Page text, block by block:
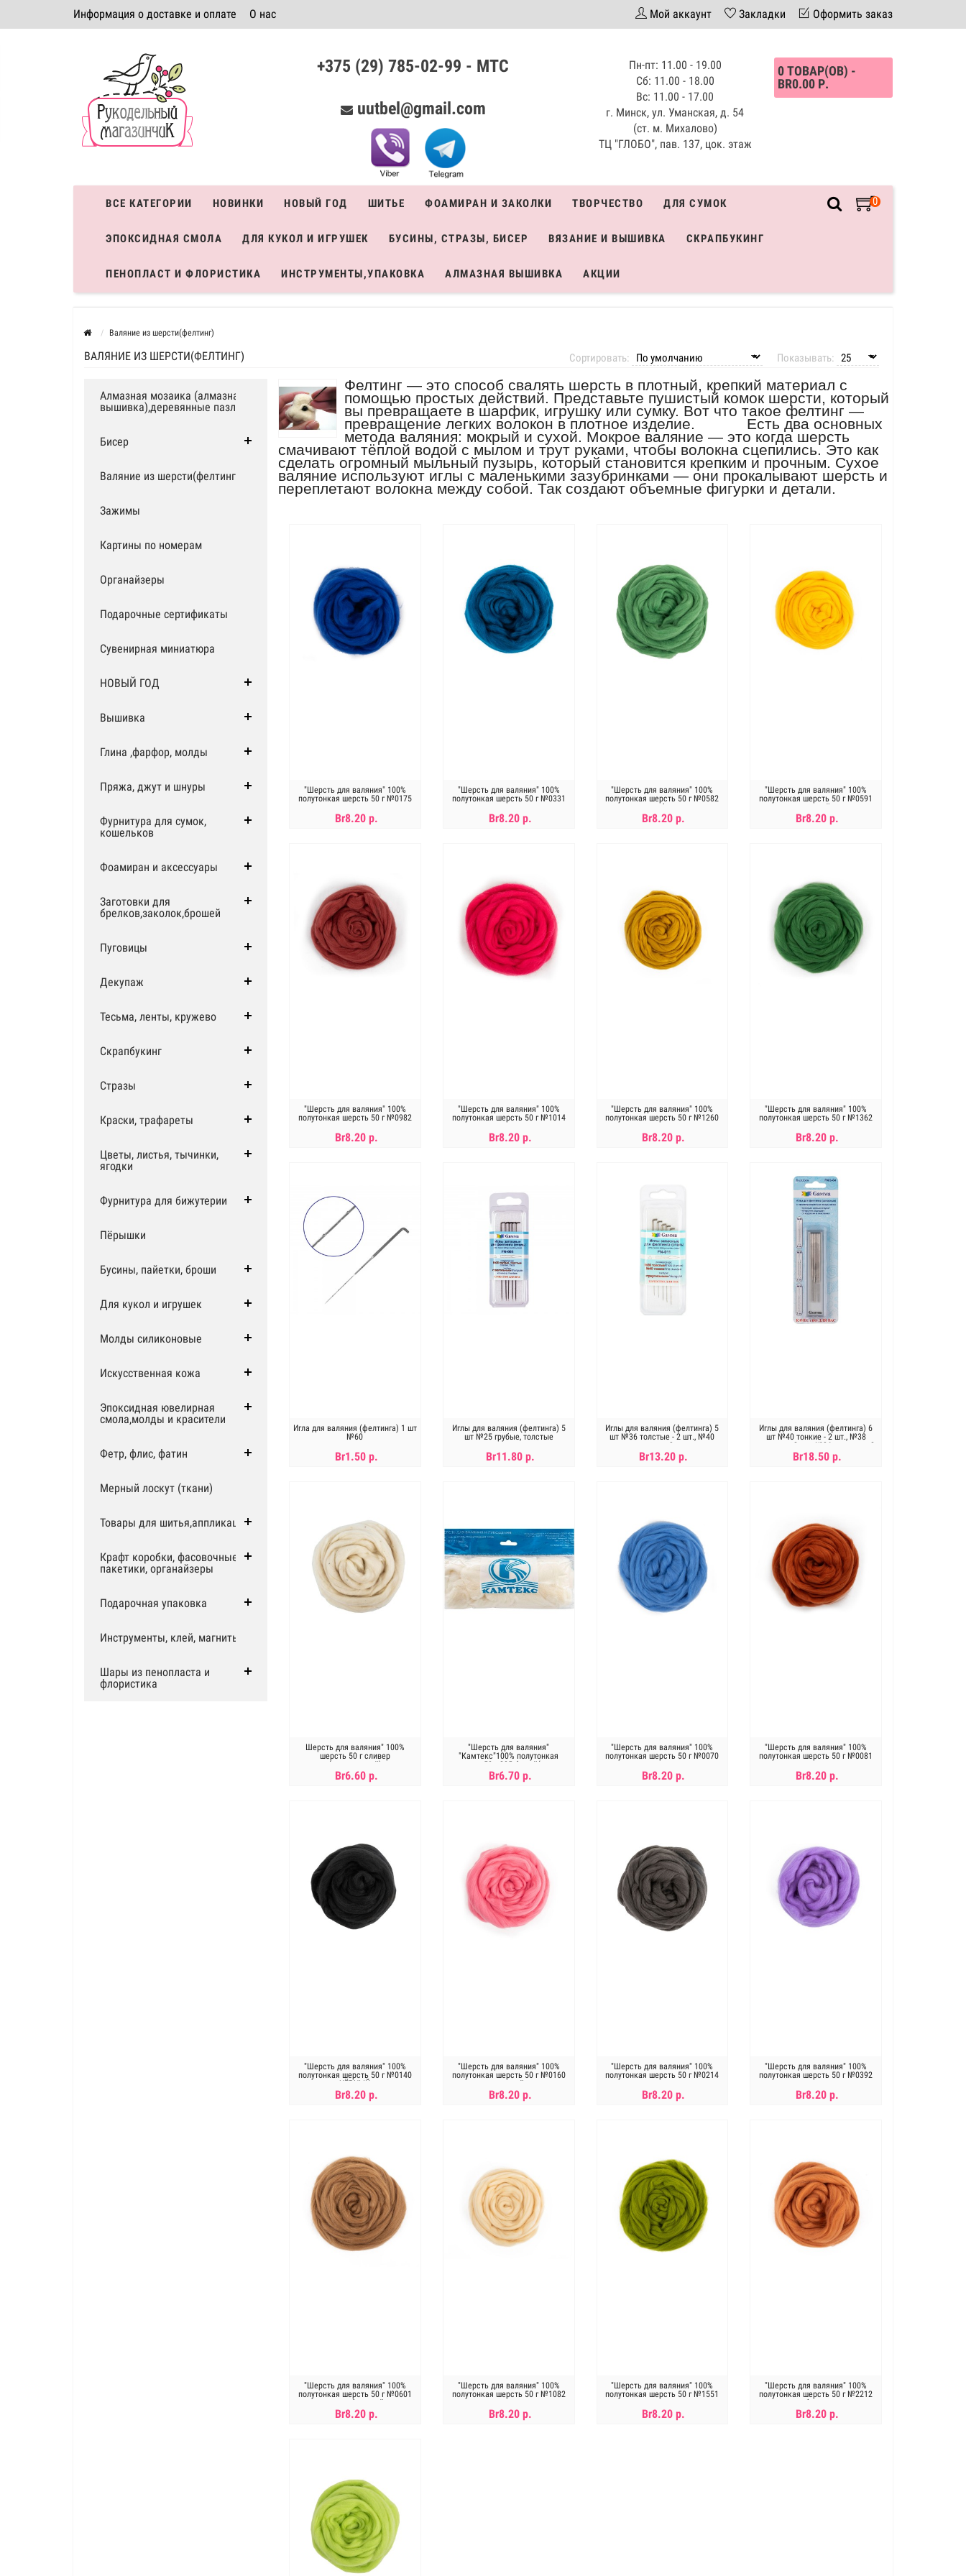
Информация о доставке и оплате О нас
Система скидок
Мой аккаунт Закладки Оформить заказ
+375 (29) 785-02-99 - МТС
uutbel@gmail.com
Пн-пт: 11.00 - 19.00
Сб: 11.00 - 18.00
Вс: 11.00 - 17.00
г. Минск, ул. Уманская, д. 54
(ст. м. Михалово)
ТЦ "ГЛОБО", пав. 137, цок. этаж
0 ТОВАР(ОВ) -
BR0.00 Р.
0
ВСЕ КАТЕГОРИИ НОВИНКИ НОВЫЙ ГОД ШИТЬЕ ФОАМИРАН И ЗАКОЛКИ ТВОРЧЕСТВО ДЛЯ СУМОК
ЭПОКСИДНАЯ СМОЛА ДЛЯ КУКОЛ И ИГРУШЕК БУСИНЫ, СТРАЗЫ, БИСЕР ВЯЗАНИЕ И ВЫШИВКА СКРАПБУКИНГ
ПЕНОПЛАСТ И ФЛОРИСТИКА ИНСТРУМЕНТЫ,УПАКОВКА АЛМАЗНАЯ ВЫШИВКА АКЦИИ
Валяние из шерсти(фелтинг)
ВАЛЯНИЕ ИЗ ШЕРСТИ(ФЕЛТИНГ) Показывать:
Сортировать:
Алмазная мозаика (алмазная
вышивка),деревянные пазлы
Бисер
Валяние из шерсти(фелтинг)
Зажимы
Картины по номерам
Органайзеры
Подарочные сертификаты
Сувенирная миниатюра
НОВЫЙ ГОД
Вышивка
Глина ,фарфор, молды
Пряжа, джут и шнуры
Фурнитура для сумок,
кошельков
Фоамиран и аксессуары
Заготовки для
брелков,заколок,брошей
Пуговицы
Декупаж
Тесьма, ленты, кружево
Скрапбукинг
Стразы
Краски, трафареты
Цветы, листья, тычинки,
ягодки
Фурнитура для бижутерии
Пёрышки
Бусины, пайетки, броши
Для кукол и игрушек
Молды силиконовые
Искусственная кожа
Эпоксидная ювелирная
смола,молды и красители
Фетр, флис, фатин
Мерный лоскут (ткани)
Товары для шитья,аппликации
Крафт коробки, фасовочные
пакетики, органайзеры
Подарочная упаковка
Инструменты, клей, магниты
Шары из пенопласта и
флористика
Фелтинг — это способ свалять шерсть в плотный, крепкий материал с
помощью простых действий. Представьте пушистый комок шерсти, который
вы превращаете в шарфик, игрушку или сумку. Вот что такое фелтинг —
превращение легких волокон в плотное изделие. Есть два основных
метода валяния: мокрый и сухой. Мокрое валяние — это когда шерсть
смачивают тёплой водой с мылом и трут руками, чтобы волокна сцепились. Это как
сделать огромный мыльный пузырь, который становится крепким и прочным. Сухое
валяние используют иглы с маленькими зазубринками — они прокалывают шерсть и
переплетают волокна между собой. Так создают объемные фигурки и детали.
"Шерсть для валяния" 100%
полутонкая шерсть 50 г №0175
Br8.20 р.
"Шерсть для валяния" 100%
полутонкая шерсть 50 г №0331
Br8.20 р.
"Шерсть для валяния" 100%
полутонкая шерсть 50 г №0582
зел.яблоко
Br8.20 р.
"Шерсть для валяния" 100%
полутонкая шерсть 50 г №0591
желтый
Br8.20 р.
"Шерсть для валяния" 100%
полутонкая шерсть 50 г №0982
Br8.20 р.
"Шерсть для валяния" 100%
полутонкая шерсть 50 г №1014
Br8.20 р.
"Шерсть для валяния" 100%
полутонкая шерсть 50 г №1260
Br8.20 р.
"Шерсть для валяния" 100%
полутонкая шерсть 50 г №1362
Br8.20 р.
Игла для валяния (фелтинга) 1 шт
№60
Br1.50 р.
Иглы для валяния (фелтинга) 5
шт №25 грубые, толстые
Br11.80 р.
Иглы для валяния (фелтинга) 5
шт №36 толстые - 2 шт., №40
тонкие - 3 шт.
Br13.20 р.
Иглы для валяния (фелтинга) 6
шт №40 тонкие - 2 шт., №38
средние - 2 шт., №36 толстые - 2
шт.
Br18.50 р.
Шерсть для валяния" 100%
шерсть 50 г cливер
(натуральный)
Br6.60 р.
"Шерсть для валяния"
"Камтекс"100% полутонкая
шерсть 50 г 205 белый(имеет
желтоватый оттенок)
Br6.70 р.
"Шерсть для валяния" 100%
полутонкая шерсть 50 г №0070
Br8.20 р.
"Шерсть для валяния" 100%
полутонкая шерсть 50 г №0081
Br8.20 р.
"Шерсть для валяния" 100%
полутонкая шерсть 50 г №0140
ЧЁРНЫЙ
Br8.20 р.
"Шерсть для валяния" 100%
полутонкая шерсть 50 г №0160
розовый
Br8.20 р.
"Шерсть для валяния" 100%
полутонкая шерсть 50 г №0214
Br8.20 р.
"Шерсть для валяния" 100%
полутонкая шерсть 50 г №0392
Br8.20 р.
"Шерсть для валяния" 100%
полутонкая шерсть 50 г №0601
темно-бежевый
Br8.20 р.
"Шерсть для валяния" 100%
полутонкая шерсть 50 г №1082
Br8.20 р.
"Шерсть для валяния" 100%
полутонкая шерсть 50 г №1551
Br8.20 р.
"Шерсть для валяния" 100%
полутонкая шерсть 50 г №2212
абрикос
Br8.20 р.